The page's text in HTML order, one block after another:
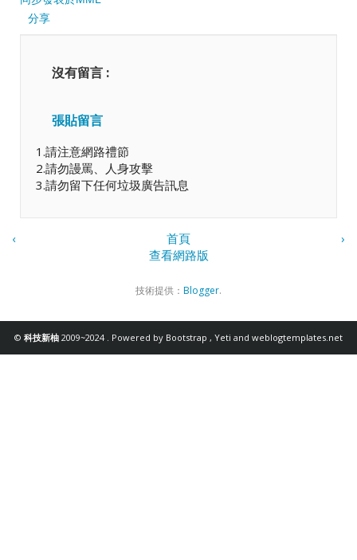
分享
沒有留言 :
張貼留言
1.請注意網路禮節
2.請勿謾罵、人身攻擊
3.請勿留下任何垃圾廣告訊息
‹ ›
首頁
查看網路版
技術提供： Blogger.
© 科技新柚 2009~2024 . Powered by Bootstrap , Yeti and weblogtemplates.net